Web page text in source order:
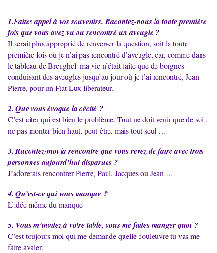
1.Faites appel à vos souvenirs. Racontez-nous la toute première
fois que vous avez vu ou rencontré un aveugle ?
Il serait plus approprié de renverser la question, soit la toute
première fois où je n’ai pas rencontré d’aveugle, car, comme dans
le tableau de Breughel, ma vie n’était faite que de borgnes
conduisant des aveugles jusqu’au jour où je t’ai rencontré, Jean-
Pierre, pour un Fiat Lux libérateur.
2. Que vous évoque la cécité ?
C’est citer qui est bien le problème. Tout ne doit venir que de soi :
ne pas monter bien haut, peut-être, mais tout seul …
3. Racontez-moi la rencontre que vous rêvez de faire avec trois
personnes aujourd’hui disparues ?
J’adorerais rencontrer Pierre, Paul, Jacques ou Jean …
4. Qu’est-ce qui vous manque ?
L’idée même du manque
5. Vous m’invitez à votre table, vous me faites manger quoi ?
C’est toujours moi qui me demande quelle couleuvre tu vas me
faire avaler.